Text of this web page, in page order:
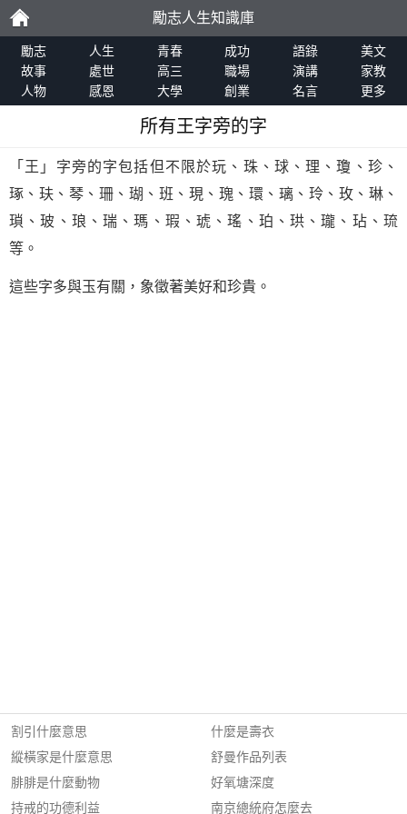
勵
志
勵志人生知識庫
勵志 人生 青春 成功 語錄
美文
故事
處世 高三 職場 演講
家教
人物
感恩 大學 創業 名言 更多
所有王字旁的字
「王」字旁的字包括但不限於玩、珠、球、理、瓊、珍、
琢、玞、琴、珊、瑚、班、現、瑰、環、璃、玲、玫、琳、
瑣、玻、琅、瑞、瑪、瑕、琥、瑤、珀、珙、瓏、玷、琉
等。
這些字多與玉有關，象徵著美好和珍貴。
割引什麼意思
縱橫家是什麼意思
腓腓是什麼動物
持戒的功德利益
什麼是壽衣
舒曼作品列表
好氧塘深度
南京總統府怎麼去